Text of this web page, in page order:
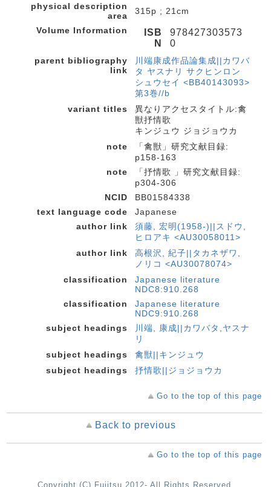
physical description
area
315p ; 21cm
Volume Information
ISB
N
978427303573
0
parent bibliography
link
川端康成作品論集成||カワバ
タ ヤスナリ サクヒンロン
シュウセイ <BB40143093>
第3巻//b
variant titles
異なりアクセスタイトル:禽
獣抒情歌
キンジュウ ジョジョウカ
note
「禽獣」研究文献目録:
p158-163
note
「抒情歌 」研究文献目録:
p304-306
NCID
BB01584338
text language code
Japanese
author link
須藤, 宏明(1958-)||スドウ,
ヒロアキ <AU30058011>
author link
高根沢, 紀子||タカネザワ,
ノリコ <AU30078074>
classification
Japanese literature
NDC8:910.268
classification
Japanese literature
NDC9:910.268
subject headings
川端, 康成||カワバタ,ヤスナ
リ
subject headings
禽獣||キンジュウ
subject headings
抒情歌||ジョジョウカ
Go to the top of this page
Back to previous
Go to the top of this page
Copyright (C) Fujitsu 2012- All Rights Reserved.